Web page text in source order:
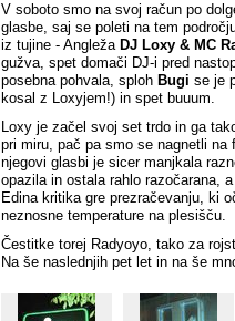
V soboto smo na svoj račun po
glasbe, saj se poleti na tem
iz tujine - Angleža DJ Loxy & MC
gužva, spet domači DJ-i pred
posebna pohvala, sploh Bugi se je
kosal z Loxyjem!) in spet buuum.
Loxy je začel svoj set trdo in ga
pri miru, pač pa smo se nagnetli
njegovi glasbi je sicer manjkala
opazila in ostala rahlo razočarana,
Edina kritika gre prezračevanju, ki
neznosne temperature na plesišču.
Čestitke torej Radyoyo, tako za
Na še naslednjih pet let in na še